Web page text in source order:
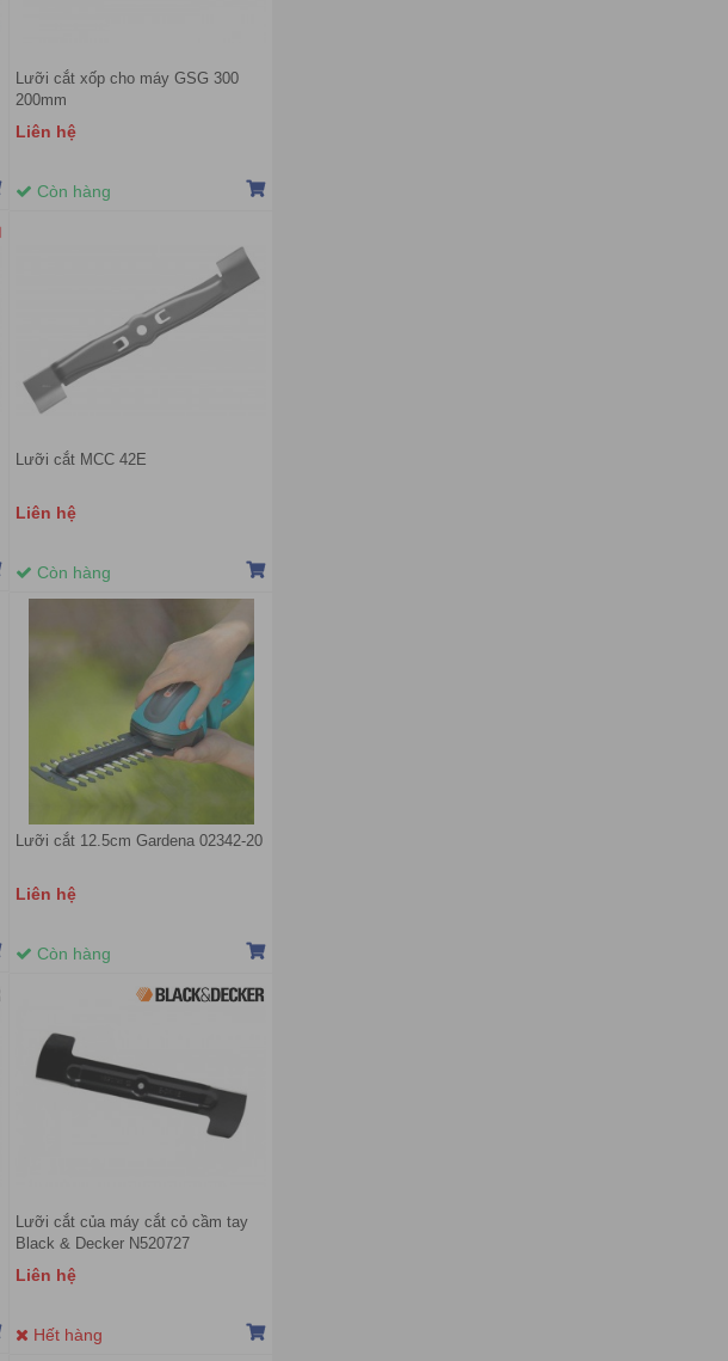
Lưỡi cắt xốp cho máy GSG 300
200mm
Liên hệ
Còn hàng
Lưỡi cắt MCC 42E
Liên hệ
Còn hàng
Lưỡi cắt 12.5cm Gardena 02342-20
Liên hệ
Còn hàng
Lưỡi cắt của máy cắt cỏ cầm tay
Black & Decker N520727
Liên hệ
Hết hàng